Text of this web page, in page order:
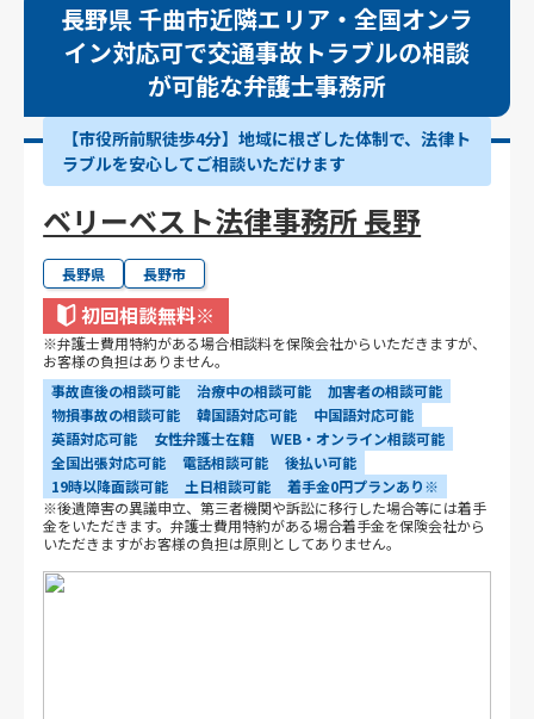
長野県 千曲市近隣エリア・全国オンラ
イン対応可で交通事故トラブルの相談
が可能な弁護士事務所
【市役所前駅徒歩4分】地域に根ざした体制で、法律ト
ラブルを安心してご相談いただけます
ベリーベスト法律事務所 長野
長野県 長野市
初回相談無料※
※弁護士費用特約がある場合相談料を保険会社からいただきますが、
お客様の負担はありません。
事故直後の相談可能
治療中の相談可能
加害者の相談可能
物損事故の相談可能
韓国語対応可能
中国語対応可能
英語対応可能
女性弁護士在籍
WEB・オンライン相談可能
全国出張対応可能
電話相談可能
後払い可能
19時以降面談可能
土日相談可能
着手金0円プランあり※
※後遺障害の異議申立、第三者機関や訴訟に移行した場合等には着手
金をいただきます。弁護士費用特約がある場合着手金を保険会社から
いただきますがお客様の負担は原則としてありません。